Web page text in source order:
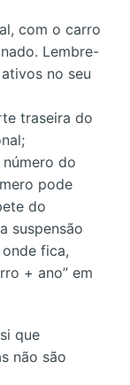
com o carro
Lembre-
no seu
traseira do
do
pode
do
suspensão
fica,
+ ano” em
que
não são